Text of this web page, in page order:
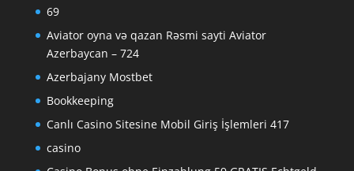
69
Aviator oyna və qazan Rəsmi sayti Aviator
Azerbaycan – 724
Azerbajany Mostbet
Bookkeeping
Canlı Casino Sitesine Mobil Giriş İşlemleri 417
casino